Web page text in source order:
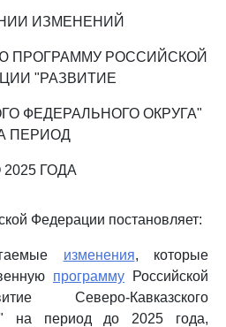
ИЗМЕНЕНИЙ
ПРОГРАММУ РОССИЙСКОЙ
"РАЗВИТИЕ
ФЕДЕРАЛЬНОГО ОКРУГА"
ПЕРИОД
ГОДА
Федерации постановляет:
изменения, которые
программу Российской
Северо-Кавказского
на период до 2025 года,